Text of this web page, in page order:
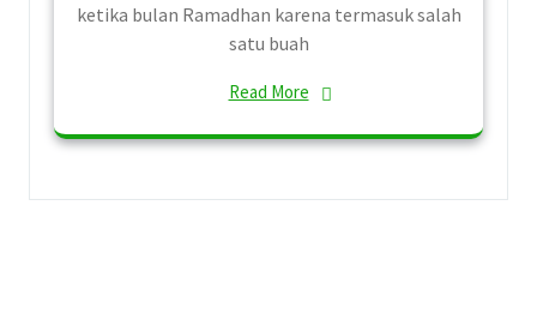
ketika bulan Ramadhan karena termasuk salah
satu buah
Read More